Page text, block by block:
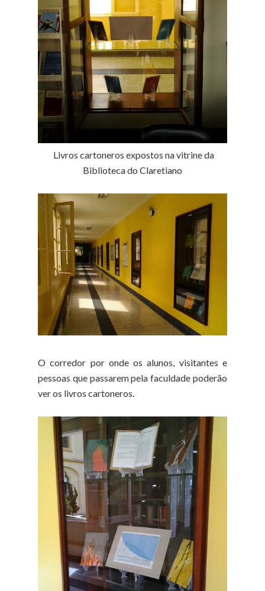
Livros cartoneros expostos na vitrine da
Biblioteca do Claretiano
O corredor por onde os alunos, visitantes e
pessoas que passarem pela faculdade poderão
ver os livros cartoneros.